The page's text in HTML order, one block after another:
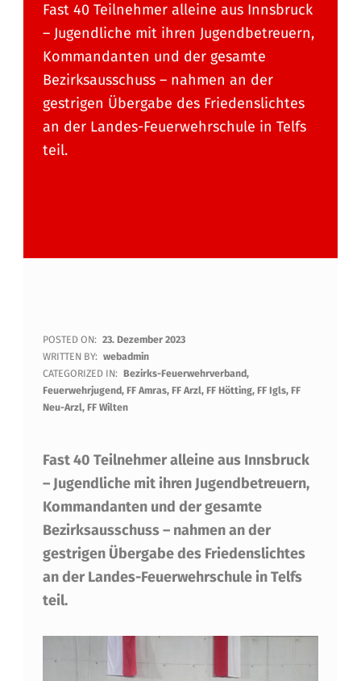
Fast 40 Teilnehmer alleine aus Innsbruck
– Jugendliche mit ihren Jugendbetreuern,
Kommandanten und der gesamte
Bezirksausschuss – nahmen an der
gestrigen Übergabe des Friedenslichtes
an der Landes-Feuerwehrschule in Telfs
teil.
F
R
I
D
E
N
S
L
I
C
H
POSTED ON: 23. Dezember 2023
WRITTEN BY: webadmin
CATEGORIZED IN: Bezirks-Feuerwehrverband,
Feuerwehrjugend, FF Amras, FF Arzl, FF Hötting, FF Igls, FF
Neu-Arzl, FF Wilten
Fast 40 Teilnehmer alleine aus Innsbruck
– Jugendliche mit ihren Jugendbetreuern,
Kommandanten und der gesamte
Bezirksausschuss – nahmen an der
gestrigen Übergabe des Friedenslichtes
an der Landes-Feuerwehrschule in Telfs
teil.